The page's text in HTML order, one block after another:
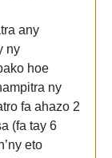
any
ny
hoe
ny
fa ahazo 2
(fa tay 6
eto